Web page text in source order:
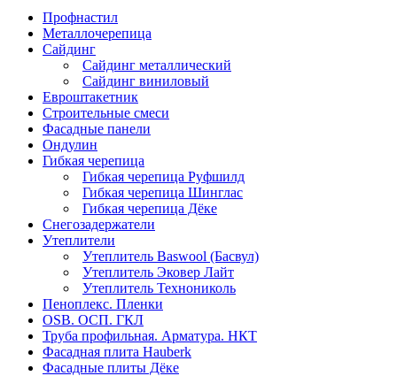
Профнастил
Металлочерепица
Сайдинг
Сайдинг металлический
Сайдинг виниловый
Евроштакетник
Строительные смеси
Фасадные панели
Ондулин
Гибкая черепица
Гибкая черепица Руфшилд
Гибкая черепица Шинглас
Гибкая черепица Дёке
Снегозадержатели
Утеплители
Утеплитель Baswool (Басвул)
Утеплитель Эковер Лайт
Утеплитель Технониколь
Пеноплекс. Пленки
OSB. ОСП. ГКЛ
Труба профильная. Арматура. НКТ
Фасадная плита Hauberk
Фасадные плиты Дёке